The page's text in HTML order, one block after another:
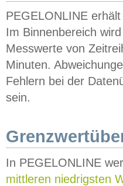
PEGELONLINE
Im Binnenbereich
Messwerte von
Minuten.
Fehlern bei der
sein.
In PEGELONLINE
mittleren niedrigsten